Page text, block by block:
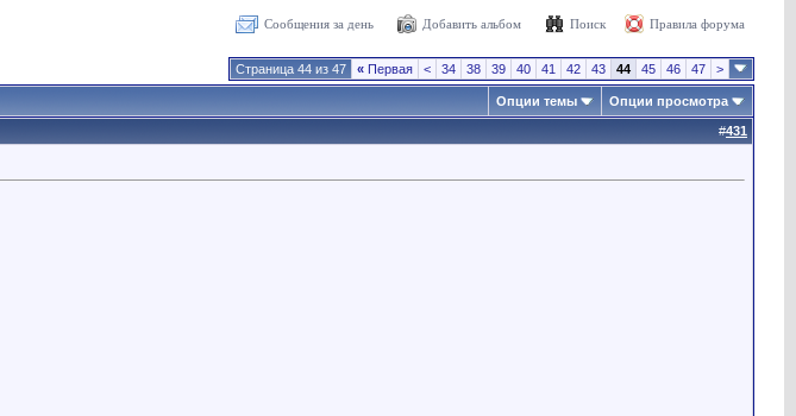
Сообщения за день Добавить альбом Поиск Правила форума
Страница 44 из 47 « Первая < 34 38 39 40 41 42 43 44 45 46 47 >
Опции темы Опции просмотра
#431